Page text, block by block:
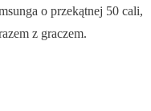
o przekątnej 50 cali,
z graczem.